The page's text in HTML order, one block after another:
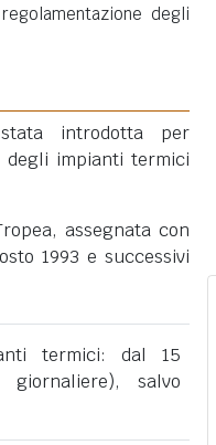
degli
introdotta per
degli impianti termici
assegnata con
1993 e successivi
termici: dal 15
salvo